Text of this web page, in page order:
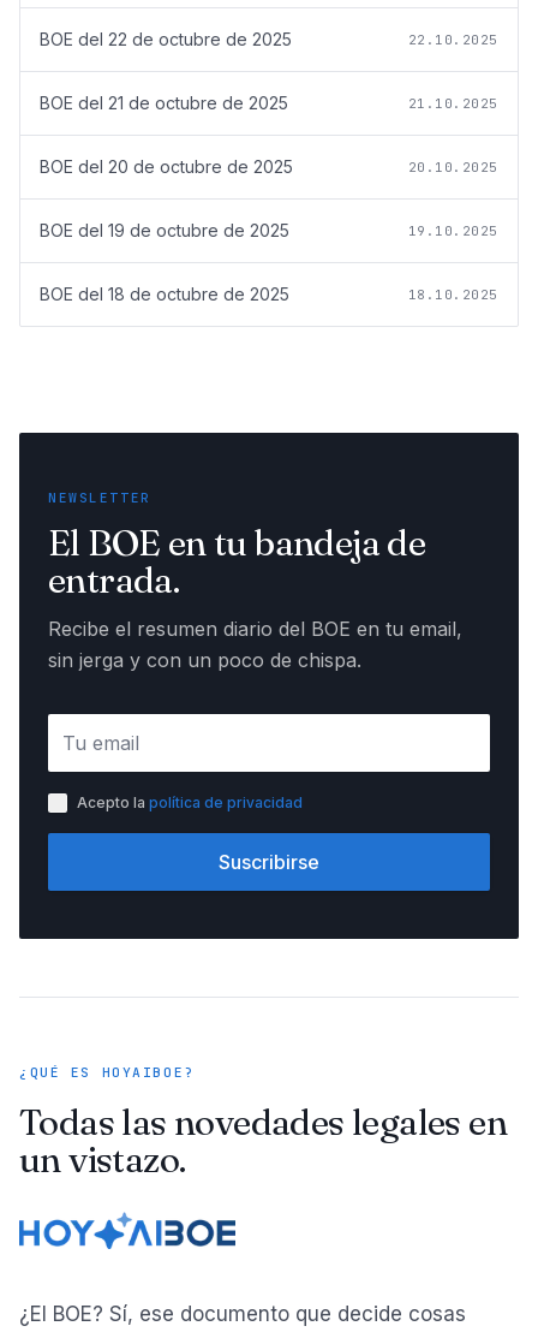
BOE del 22 de octubre de 2025 22.10.2025
BOE del 21 de octubre de 2025 21.10.2025
BOE del 20 de octubre de 2025 20.10.2025
BOE del 19 de octubre de 2025 19.10.2025
BOE del 18 de octubre de 2025 18.10.2025
NEWSLETTER
El BOE en tu bandeja de
entrada.
Recibe el resumen diario del BOE en tu email,
sin jerga y con un poco de chispa.
Acepto la política de privacidad
Suscribirse
¿QUÉ ES HOYAIBOE?
Todas las novedades legales en
un vistazo.
¿El BOE? Sí, ese documento que decide cosas